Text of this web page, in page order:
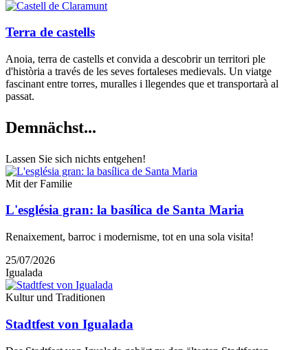
Terra de castells
Anoia, terra de castells et convida a descobrir un territori ple
d'història a través de les seves fortaleses medievals. Un viatge
fascinant entre torres, muralles i llegendes que et transportarà al
passat.
Demnächst...
Lassen Sie sich nichts entgehen!
Mit der Familie
L'església gran: la basílica de Santa Maria
Renaixement, barroc i modernisme, tot en una sola visita!
25/07/2026
Igualada
Kultur und Traditionen
Stadtfest von Igualada